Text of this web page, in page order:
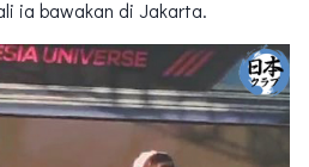
ia bawakan di Jakarta.